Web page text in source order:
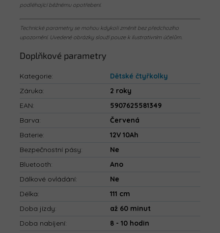
podléhající běžnému opotřebení.
Technické parametry se mohou kdykoli změnit bez předchozího
upozornění. Uvedené obrázky slouží pouze k ilustrativním účelům.
Doplňkové parametry
Kategorie:
Dětské čtyřkolky
Záruka:
2 roky
EAN:
5907625581349
Barva:
Červená
Baterie:
12V 10Ah
Bezpečnostní pásy:
Ne
Bluetooth:
Ano
Dálkové ovládání:
Ne
Délka:
111 cm
Doba jízdy:
až 60 minut
Doba nabíjení:
8 - 10 hodin